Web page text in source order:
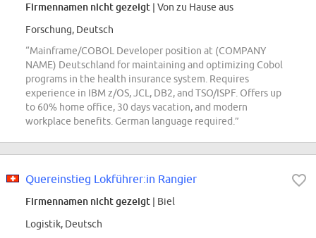
Firmennamen nicht gezeigt | Von zu Hause aus
Forschung, Deutsch
“Mainframe/COBOL Developer position at (COMPANY
NAME) Deutschland for maintaining and optimizing Cobol
programs in the health insurance system. Requires
experience in IBM z/OS, JCL, DB2, and TSO/ISPF. Offers up
to 60% home office, 30 days vacation, and modern
workplace benefits. German language required.”
Quereinstieg Lokführer:in Rangier
Firmennamen nicht gezeigt | Biel
Logistik, Deutsch